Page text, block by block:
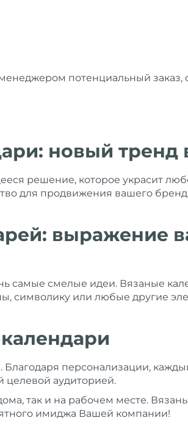
потенциальный заказ,
новый тренд
решение, которое украсит
для продвижения вашего
выражение
самые смелые идеи. Вязаные
символику или любые другие
персонализации,
целевой аудиторией.
так и на рабочем месте.
имиджа Вашей компании!